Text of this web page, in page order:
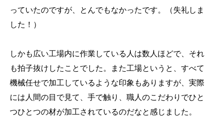
っていたのですが、とんでもなかったです。（失礼しま
した！）
しかも広い工場内に作業している人は数人ほどで、それ
も拍子抜けしたことでした。また工場というと、すべて
機械任せで加工しているような印象もありますが、実際
には人間の目で見て、手で触り、職人のこだわりでひと
つひとつの材が加工されているのだなと感じました。